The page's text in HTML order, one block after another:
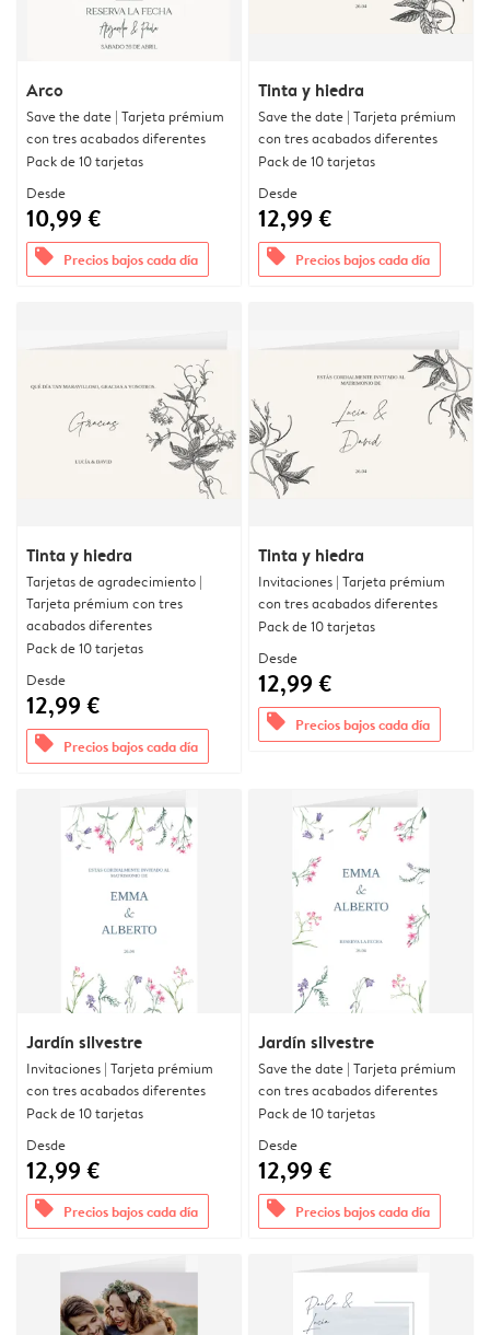
Arco
Save the date | Tarjeta prémium
con tres acabados diferentes
Pack de 10 tarjetas
Desde
10,99 €
offers Precios bajos cada día
Tinta y hiedra
Save the date | Tarjeta prémium
con tres acabados diferentes
Pack de 10 tarjetas
Desde
12,99 €
offers Precios bajos cada día
Tinta y hiedra
Tarjetas de agradecimiento |
Tarjeta prémium con tres
acabados diferentes
Pack de 10 tarjetas
Desde
12,99 €
offers Precios bajos cada día
Tinta y hiedra
Invitaciones | Tarjeta prémium
con tres acabados diferentes
Pack de 10 tarjetas
Desde
12,99 €
offers Precios bajos cada día
Jardín silvestre
Invitaciones | Tarjeta prémium
con tres acabados diferentes
Pack de 10 tarjetas
Desde
12,99 €
offers Precios bajos cada día
Jardín silvestre
Save the date | Tarjeta prémium
con tres acabados diferentes
Pack de 10 tarjetas
Desde
12,99 €
offers Precios bajos cada día